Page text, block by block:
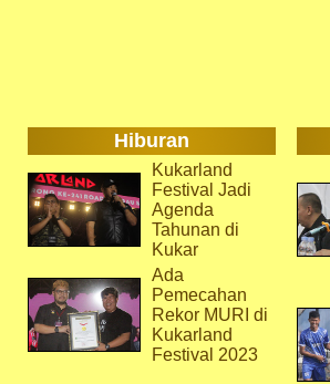
Hiburan
Kukarland
Festival Jadi
Agenda
Tahunan di
Kukar
Ada
Pemecahan
Rekor MURI di
Kukarland
Festival 2023